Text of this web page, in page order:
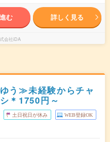
む 詳しく見る
会社iDA
う≫未経験からチャ
＊1750円～
土日祝日が休み WEB登録OK